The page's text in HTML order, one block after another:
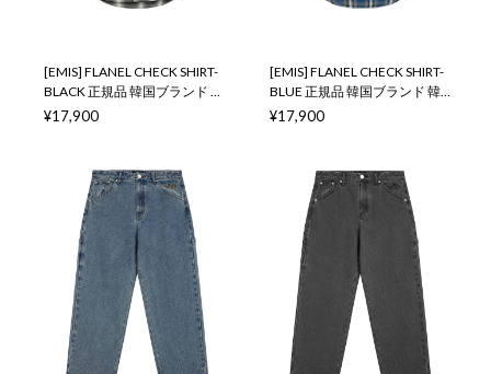
[EMIS] FLANEL CHECK SHIRT-
BLACK 正規品 韓国ブランド 韓
国通販 韓国代行 韓国ファッシ
¥17,900
[EMIS] FLANEL CHECK SHIRT-
BLUE 正規品 韓国ブランド 韓国
通販 韓国代行 韓国ファッショ
¥17,900